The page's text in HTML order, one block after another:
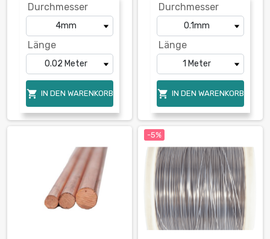
Durchmesser
Länge
 IN DEN WARENKORB
Durchmesser
Länge
 IN DEN WARENKORB
-5%